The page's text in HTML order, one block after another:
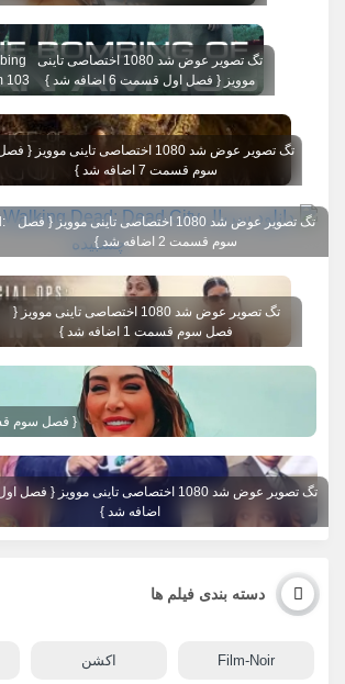
تگ تصویر عوض شد 1080 اختصاصی تاینی
موویز { فصل اول قسمت 6 اضافه شد }
103
تگ تصویر عوض شد 1080 اختصاصی تاینی موویز {
سوم قسمت 7 اضافه شد }
تگ تصویر عوض شد 1080 اختصاصی تاینی موویز { فصل
سوم قسمت 2 اضافه شد }
تگ تصویر عوض شد 1080 اختصاصی تاینی موویز {
فصل سوم قسمت 1 اضافه شد }
{ فصل سوم قسمت 25
اضافه شد }
دسته بندی فیلم ها
Film-Noir اکشن